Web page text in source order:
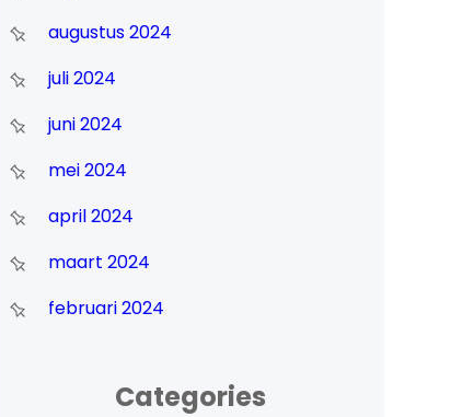
augustus 2024
juli 2024
juni 2024
mei 2024
april 2024
maart 2024
februari 2024
Categories